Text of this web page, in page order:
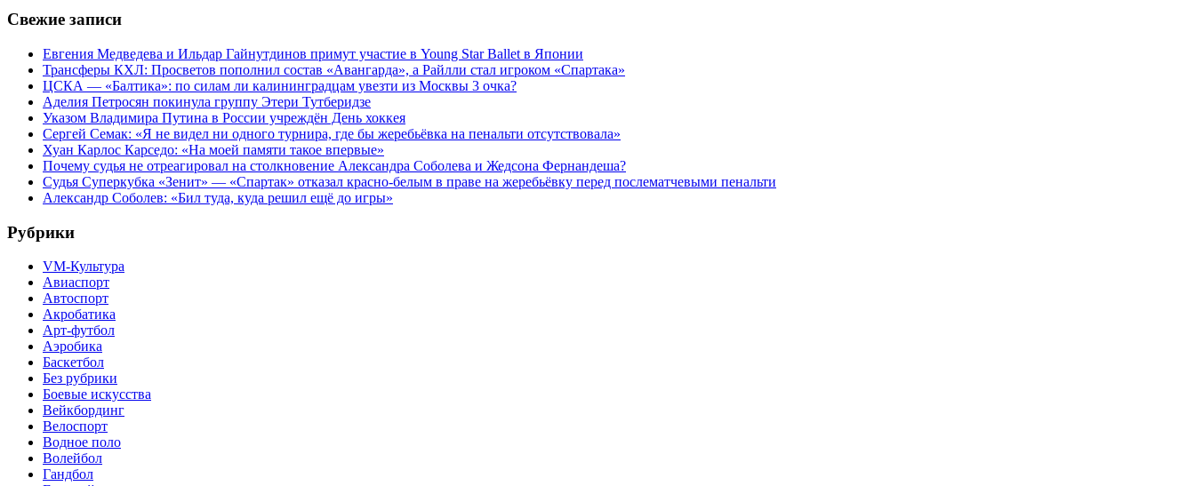
Свежие записи
Евгения Медведева и Ильдар Гайнутдинов примут участие в Young Star Ballet в Японии
Трансферы КХЛ: Просветов пополнил состав «Авангарда», а Райлли стал игроком «Спартака»
ЦСКА — «Балтика»: по силам ли калининградцам увезти из Москвы 3 очка?
Аделия Петросян покинула группу Этери Тутберидзе
Указом Владимира Путина в России учреждён День хоккея
Сергей Семак: «Я не видел ни одного турнира, где бы жеребьёвка на пенальти отсутствовала»
Хуан Карлос Карседо: «На моей памяти такое впервые»
Почему судья не отреагировал на столкновение Александра Соболева и Жедсона Фернандеша?
Судья Суперкубка «Зенит» — «Спартак» отказал красно-белым в праве на жеребьёвку перед послематчевыми пенальти
Александр Соболев: «Бил туда, куда решил ещё до игры»
Рубрики
VM-Культура
Авиаспорт
Автоспорт
Акробатика
Арт-футбол
Аэробика
Баскетбол
Без рубрики
Боевые искусства
Вейкбординг
Велоспорт
Водное поло
Волейбол
Гандбол